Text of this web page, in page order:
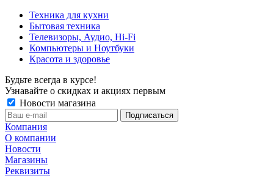
Техника для кухни
Бытовая техника
Телевизоры, Аудио, Hi-Fi
Компьютеры и Ноутбуки
Красота и здоровье
Будьте всегда в курсе!
Узнавайте о скидках и акциях первым
Новости магазина
Компания
О компании
Новости
Магазины
Реквизиты